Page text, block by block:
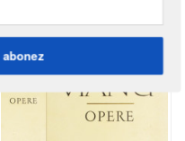
abonez